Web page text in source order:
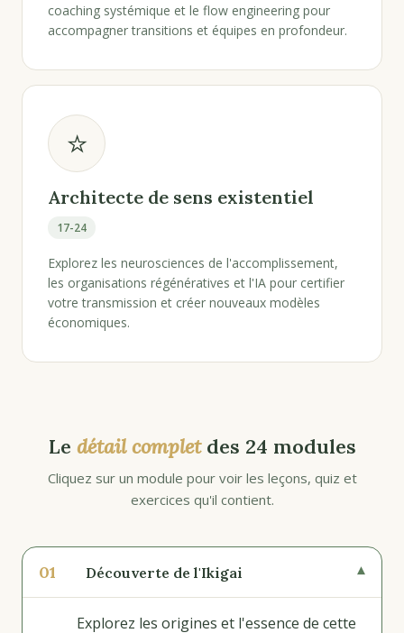
coaching systémique et le flow engineering pour
accompagner transitions et équipes en profondeur.
⭐
Architecte de sens existentiel
17-24
Explorez les neurosciences de l'accomplissement,
les organisations régénératives et l'IA pour certifier
votre transmission et créer nouveaux modèles
économiques.
Le détail completdes 24 modules
Cliquez sur un module pour voir les leçons, quiz et
exercices qu'il contient.
01 Découverte de l'Ikigai ▾
Explorez les origines et l'essence de cette